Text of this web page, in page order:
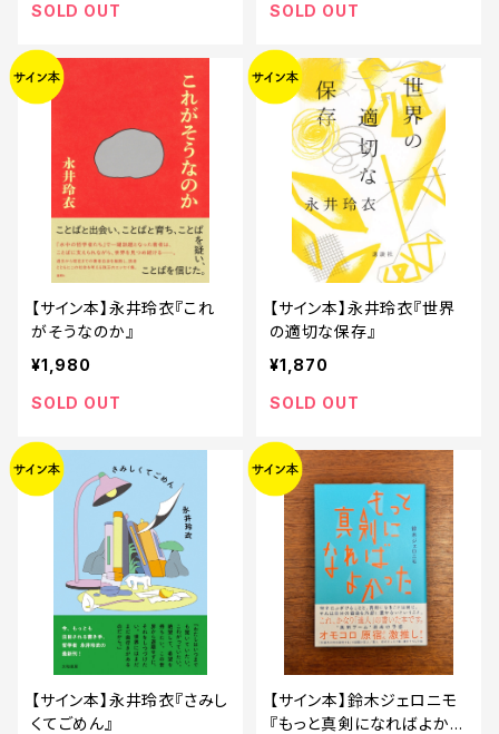
SOLD OUT
SOLD OUT
【サイン本】永井玲衣『これ
がそうなのか』
¥1,980
SOLD OUT
【サイン本】永井玲衣『世界
の適切な保存』
¥1,870
SOLD OUT
【サイン本】永井玲衣『さみし
くてごめん』
【サイン本】鈴木ジェロニモ
『もっと真剣になればよかっ